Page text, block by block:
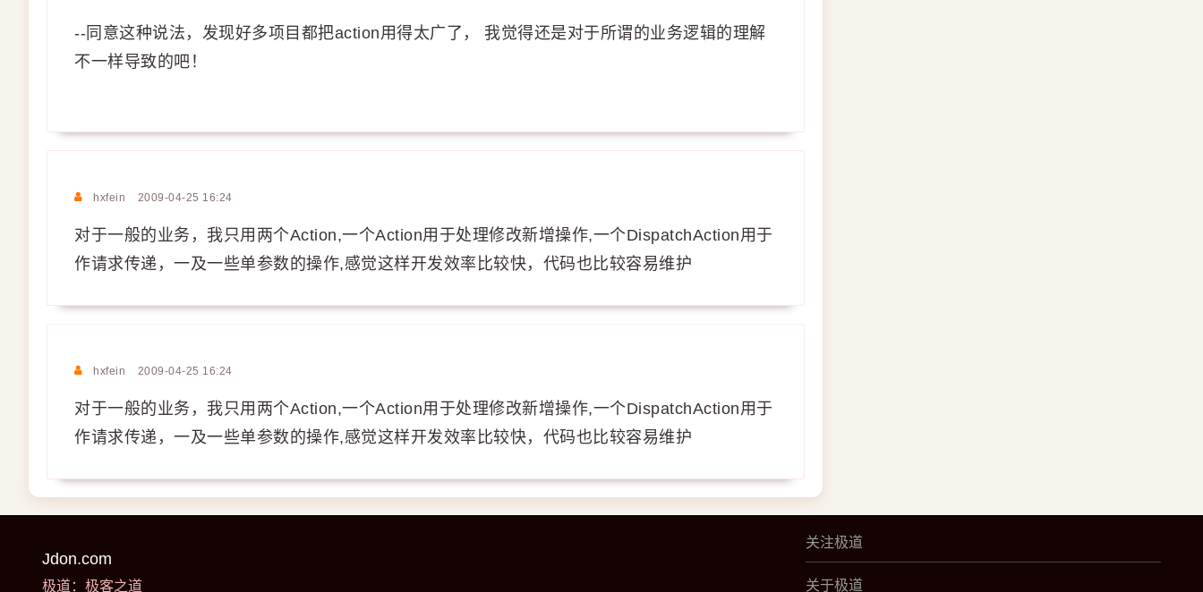
--同意这种说法，发现好多项目都把action用得太广了， 我觉得还是对于所谓的业务逻辑的理解
不一样导致的吧！
hxfein 2009-04-25 16:24
对于一般的业务，我只用两个Action,一个Action用于处理修改新增操作,一个DispatchAction用于
作请求传递，一及一些单参数的操作,感觉这样开发效率比较快，代码也比较容易维护
hxfein 2009-04-25 16:24
对于一般的业务，我只用两个Action,一个Action用于处理修改新增操作,一个DispatchAction用于
作请求传递，一及一些单参数的操作,感觉这样开发效率比较快，代码也比较容易维护
Jdon.com
极道：极客之道
关注极道
关于极道